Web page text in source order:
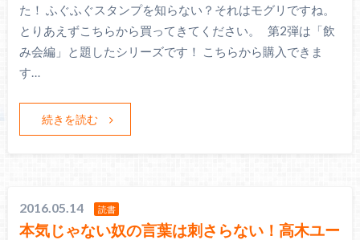
た！ ふぐふぐスタンプを知らない？それはモグリですね。
とりあえずこちらから買ってきてください。 第2弾は「飲
み会編」と題したシリーズです！ こちらから購入できま
す…
続きを読む
2016.05.14 読書
本気じゃない奴の言葉は刺さらない！高木ユー